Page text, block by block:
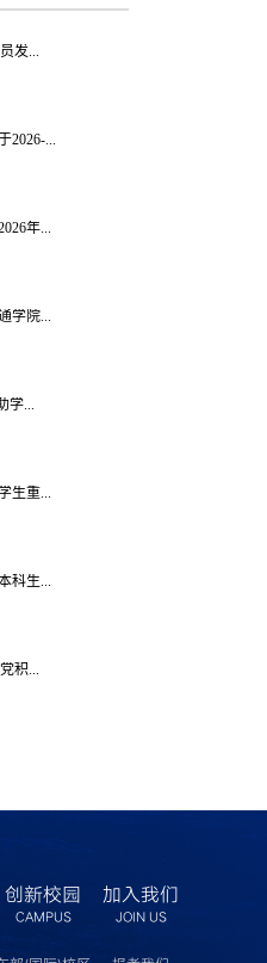
发...
2026-...
年...
学院...
学...
生重...
科生...
积...
创新校园
CAMPUS
加入我们
JOIN US